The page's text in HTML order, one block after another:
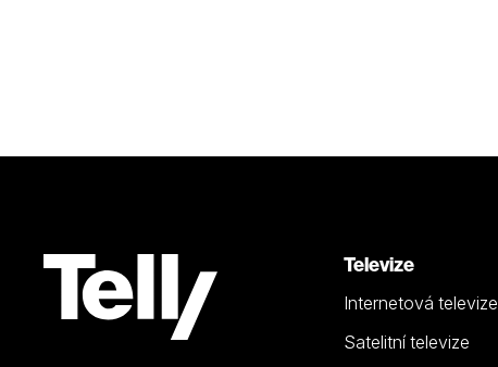
Televize
Internetová televize
Satelitní televize